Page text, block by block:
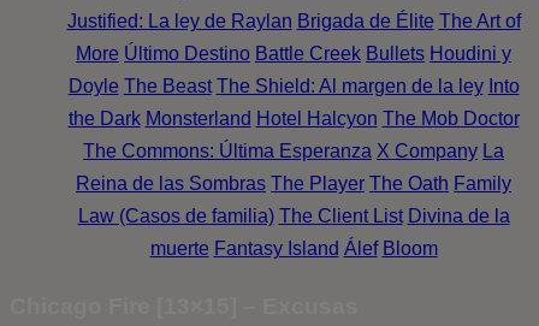
Justified: La ley de Raylan Brigada de Élite The Art of
More Último Destino Battle Creek Bullets Houdini y
Doyle The Beast The Shield: Al margen de la ley Into
the Dark Monsterland Hotel Halcyon The Mob Doctor
The Commons: Última Esperanza X Company La
Reina de las Sombras The Player The Oath Family
Law (Casos de familia) The Client List Divina de la
muerte Fantasy Island Álef Bloom